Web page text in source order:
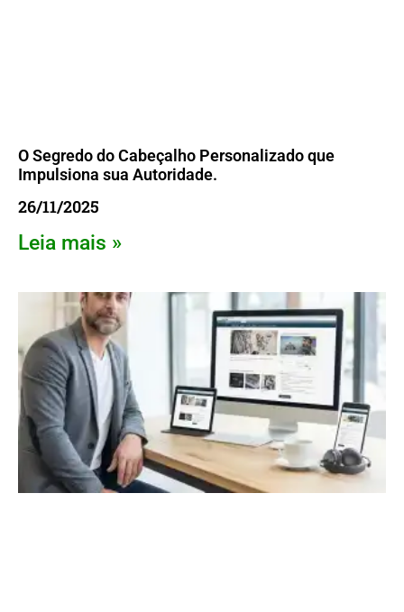
O Segredo do Cabeçalho Personalizado que
Impulsiona sua Autoridade.
26/11/2025
Leia mais »